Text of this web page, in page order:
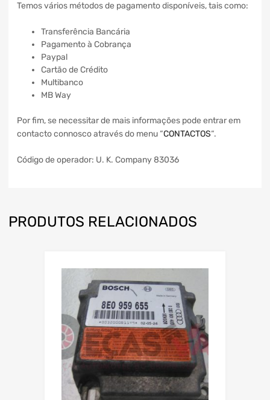
Temos vários métodos de pagamento disponíveis, tais como:
Transferência Bancária
Pagamento à Cobrança
Paypal
Cartão de Crédito
Multibanco
MB Way
Por fim, se necessitar de mais informações pode entrar em
contacto connosco através do menu “CONTACTOS“.
Código de operador: U. K. Company 83036
PRODUTOS RELACIONADOS